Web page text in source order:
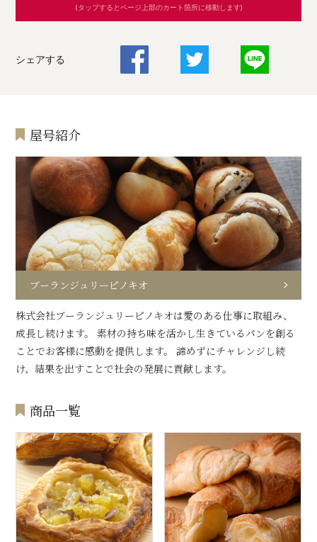
(タップするとページ上部のカート箇所に移動します)
シェアする
屋号紹介
ブーランジュリーピノキオ
株式会社ブーランジュリーピノキオは愛のある仕事に取組み、
成長し続けます。 素材の持ち味を活かし生きているパンを創る
ことでお客様に感動を提供します。 諦めずにチャレンジし続
け、結果を出すことで社会の発展に貢献します。
商品一覧